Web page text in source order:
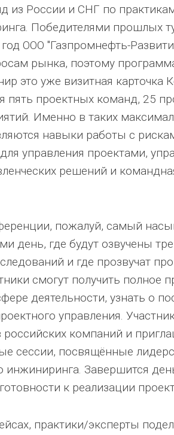
из России и СНГ по
Победителями прошлых
ООО "Газпромнефть-
рынка, поэтому
это уже визитная карточка
пять проектных команд, 25
Именно в таких
навыки работы с
управления проектами,
решений и
пожалуй, самый
день, где будут озвучены
и где прозвучат
смогут получить полное
деятельности, узнать о
управления.
компаний и
сессии, посвящённые
инжиниринга. Завершится
к реализации
практики/эксперты